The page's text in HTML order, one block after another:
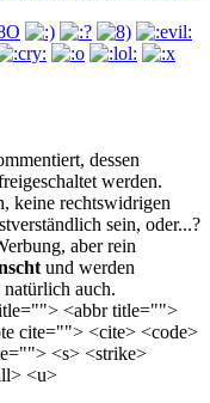
dessen
werden.
keine rechtswidrigen
sein, oder...?
aber rein
und werden
auch.
<abbr title="">
cite=""> <cite> <code>
<s> <strike>
<u>